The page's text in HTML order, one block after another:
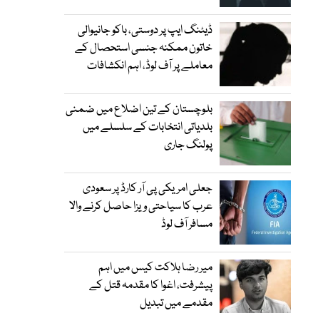
ڈیٹنگ ایپ پر دوستی، باکو جانیوالی
خاتون ممکنہ جنسی استحصال کے
معاملے پر آف لوڈ، اہم انکشافات
بلوچستان کے تین اضلاع میں ضمنی
بلدیاتی انتخابات کے سلسلے میں
پولنگ جاری
جعلی امریکی پی آر کارڈ پر سعودی
عرب کا سیاحتی ویزا حاصل کرنے والا
مسافر آف لوڈ
میر رضا ہلاکت کیس میں اہم
پیشرفت، اغوا کا مقدمہ قتل کے
مقدمے میں تبدیل